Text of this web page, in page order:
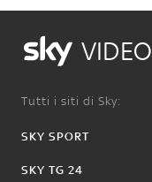
VIDEO
Tutti i siti di Sky:
SKY SPORT
SKY TG 24